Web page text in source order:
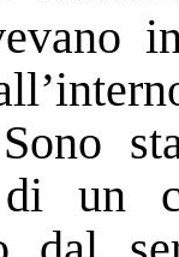
di un